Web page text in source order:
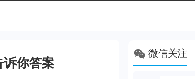
诉你答案
 微信关注